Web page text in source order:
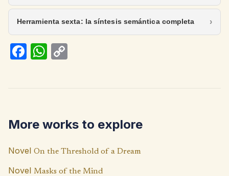
Herramienta sexta: la síntesis semántica completa
Fa
k
W
p
p
Li
n
k
More works to explore
Novel On the Threshold of a Dream
Novel Masks of the Mind